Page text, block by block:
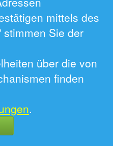
mittels des
stimmen Sie der
über die von
finden
.